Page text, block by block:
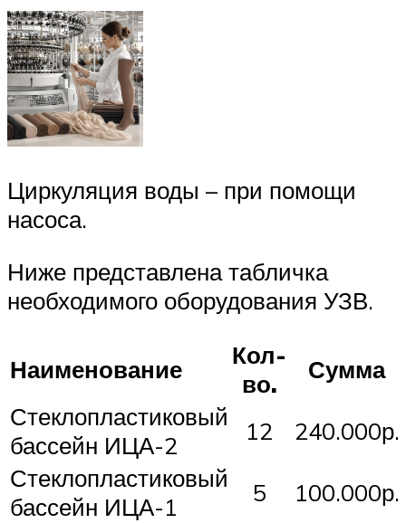
Циркуляция воды – при помощи
насоса.
Ниже представлена табличка
необходимого оборудования УЗВ.
Наименование
Кол-
во.
Сумма
Стеклопластиковый
бассейн ИЦА-2
12
240.000р.
Стеклопластиковый
бассейн ИЦА-1
5
100.000р.